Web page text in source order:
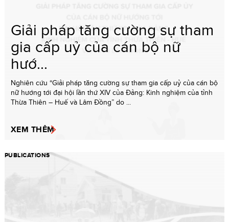
Giải pháp tăng cường sự tham
gia cấp uỷ của cán bộ nữ
hướ...
Nghiên cứu “Giải pháp tăng cường sự tham gia cấp uỷ của cán bộ
nữ hướng tới đại hội lần thứ XIV của Đảng: Kinh nghiệm của tỉnh
Thừa Thiên – Huế và Lâm Đồng” do ...
XEM THÊM
PUBLICATIONS